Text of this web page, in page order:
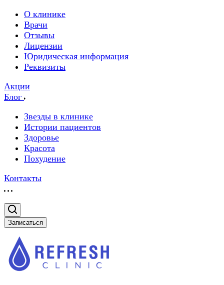
О клинике
Врачи
Отзывы
Лицензии
Юридическая информация
Реквизиты
Акции
Блог
Звезды в клинике
Истории пациентов
Здоровье
Красота
Похудение
Контакты
Записаться